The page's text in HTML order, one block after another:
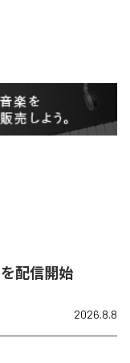
配信開始
2026.8.8